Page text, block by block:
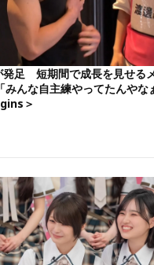
足 短期間で成長を見せる
みんな自主練やってたんやな
＞